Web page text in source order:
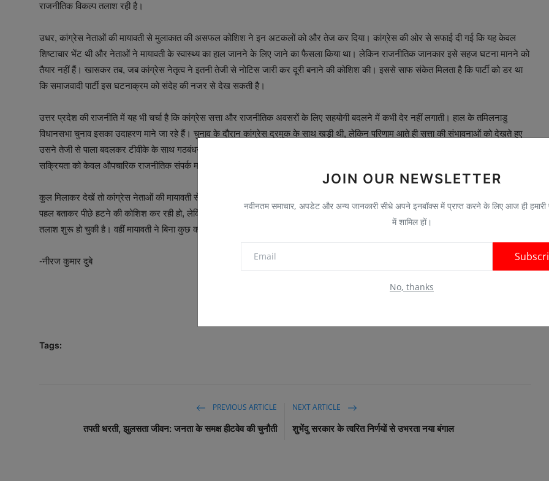
JOIN OUR NEWSLETTER
नवीनतम समाचार, अपडेट और अन्य जानकारी सीधे अपने इनबॉक्स में प्राप्त करने के लिए आज ही हमारी
में शामिल हों।
No, thanks
राजनीतिक विकल्प तलाश रही है।
उधर, कांग्रेस नेताओं की मायावती से मुलाकात की असफल कोशिश ने इन अटकलों को और तेज कर दिया। कांग्रेस की ओर से सफाई दी गई कि यह केवल
शिष्टाचार भेंट थी और नेताओं ने मायावती के स्वास्थ्य का हाल जानने के लिए जाने का फैसला किया था। लेकिन राजनीतिक जानकार इसे सहज घटना मानने को
तैयार नहीं हैं। खासकर तब, जब कांग्रेस नेतृत्व ने इतनी तेजी से नोटिस जारी कर दूरी बनाने की कोशिश की। इससे साफ संकेत मिलता है कि पार्टी को डर था
कि समाजवादी पार्टी इस घटनाक्रम को संदेह की नजर से देख सकती है।
उत्तर प्रदेश की राजनीति में यह भी चर्चा है कि कांग्रेस सत्ता और राजनीतिक अवसरों के लिए सहयोगी बदलने में कभी देर नहीं लगाती। हाल के तमिलनाडु
विधानसभा चुनाव इसका उदाहरण माने जा रहे हैं। चुनाव के दौरान कांग्रेस द्रमुक के साथ खड़ी थी, लेकिन परिणाम आते ही सत्ता की संभावनाओं को देखते हुए
उसने तेजी से पाला बदलकर टीवीके के साथ गठबंधन कर लिया और उसकी सरकार में भी शामिल हो गयी। ऐसे में उत्तर प्रदेश में भी कांग्रेस की वर्तमान
सक्रियता को केवल औपचारिक राजनीतिक संपर्क मानना आसान नहीं है।
कुल मिलाकर देखें तो कांग्रेस नेताओं की मायावती से असफल मुलाकात ने उत्तर प्रदेश की राजनीति में नई हलचल पैदा कर दी है। कांग्रेस भले ही इसे निजी
पहल बताकर पीछे हटने की कोशिश कर रही हो, लेकिन यह साफ दिखाई दे रहा है कि विधानसभा चुनाव से पहले विपक्षी राजनीति के भीतर नए समीकरणों की
तलाश शुरू हो चुकी है। वहीं मायावती ने बिना कुछ कहे यह संकेत दे दिया है कि वह फिलहाल किसी भी राजनीतिक संदेश या दबाव में आने वाली नहीं हैं।
-नीरज कुमार दुबे
Tags:
PREVIOUS ARTICLE
तपती धरती, झुलसता जीवन: जनता के समक्ष हीटवेव की चुनौती
NEXT ARTICLE
शुभेंदु सरकार के त्वरित निर्णयों से उभरता नया बंगाल